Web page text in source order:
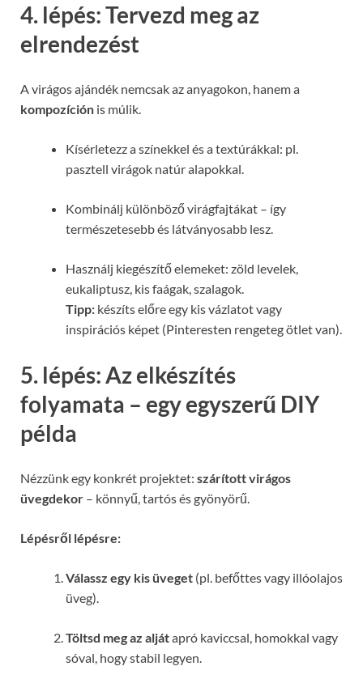
4. lépés: Tervezd meg az
elrendezést
A virágos ajándék nemcsak az anyagokon, hanem a
kompozíción is múlik.
Kísérletezz a színekkel és a textúrákkal: pl.
pasztell virágok natúr alapokkal.
Kombinálj különböző virágfajtákat – így
természetesebb és látványosabb lesz.
Használj kiegészítő elemeket: zöld levelek,
eukaliptusz, kis faágak, szalagok.
Tipp: készíts előre egy kis vázlatot vagy
inspirációs képet (Pinteresten rengeteg ötlet van).
5. lépés: Az elkészítés
folyamata – egy egyszerű DIY
példa
Nézzünk egy konkrét projektet: szárított virágos
üvegdekor – könnyű, tartós és gyönyörű.
Lépésről lépésre:
Válassz egy kis üveget (pl. befőttes vagy illóolajos
üveg).
Töltsd meg az aljátapró kaviccsal, homokkal vagy
sóval, hogy stabil legyen.